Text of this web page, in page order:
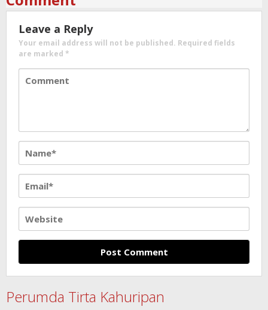
Leave a Reply
Your email address will not be published. Required fields
are marked *
Perumda Tirta Kahuripan